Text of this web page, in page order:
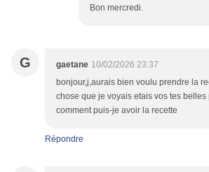
Bon mercredi.
G gaetane 10/02/2026 23:37
bonjour,j,aurais bien voulu prendre la
chose que je voyais etais vos tes belles
comment puis-je avoir la recette
Répondre